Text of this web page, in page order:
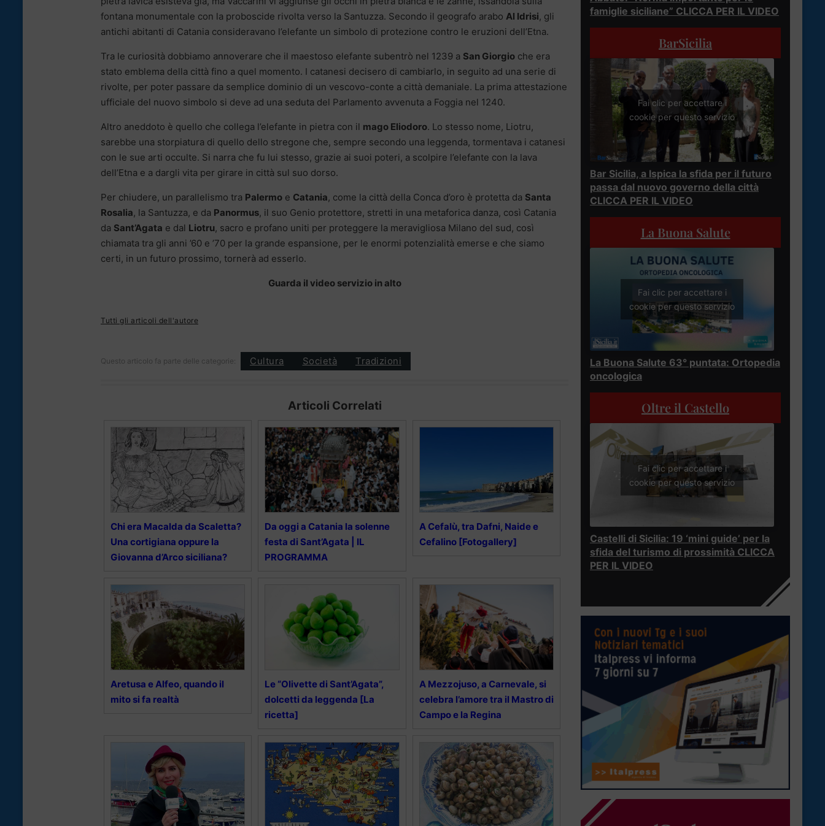
fontana monumentale con la proboscide rivolta verso la Santuzza. Secondo il geografo arabo Al Idrisi, gli
antichi abitanti di Catania consideravano l’elefante un simbolo di protezione contro le eruzioni dell’Etna.
Tra le curiosità dobbiamo annoverare che il maestoso elefante subentrò nel 1239 a San Giorgio che era
stato emblema della città fino a quel momento. I catanesi decisero di cambiarlo, in seguito ad una serie di
rivolte, per poter passare da semplice dominio di un vescovo-conte a città demaniale. La prima attestazione
ufficiale del nuovo simbolo si deve ad una seduta del Parlamento avvenuta a Foggia nel 1240.
Altro aneddoto è quello che collega l’elefante in pietra con il mago Eliodoro. Lo stesso nome, Liotru,
sarebbe una storpiatura di quello dello stregone che, sempre secondo una leggenda, tormentava i catanesi
con le sue arti occulte. Si narra che fu lui stesso, grazie ai suoi poteri, a scolpire l’elefante con la lava
dell’Etna e a dargli vita per girare in città sul suo dorso.
Per chiudere, un parallelismo tra Palermo e Catania, come la città della Conca d’oro è protetta da Santa
Rosalia, la Santuzza, e da Panormus, il suo Genio protettore, stretti in una metaforica danza, così Catania
da Sant’Agata e dal Liotru, sacro e profano uniti per proteggere la meravigliosa Milano del sud, così
chiamata tra gli anni ’60 e ’70 per la grande espansione, per le enormi potenzialità emerse e che siamo
certi, in un futuro prossimo, tornerà ad esserlo.
Guarda il video servizio in alto
Tutti gli articoli dell'autore
Questo articolo fa parte delle categorie: Cultura Società Tradizioni
Articoli Correlati
Chi era Macalda da Scaletta?
Una cortigiana oppure la
Giovanna d’Arco siciliana?
Da oggi a Catania la solenne
festa di Sant’Agata | IL
PROGRAMMA
A Cefalù, tra Dafni, Naide e
Cefalino [Fotogallery]
Aretusa e Alfeo, quando il
mito si fa realtà
Le “Olivette di Sant’Agata”,
dolcetti da leggenda [La
ricetta]
A Mezzojuso, a Carnevale, si
celebra l’amore tra il Mastro di
Campo e la Regina
famiglie siciliane” CLICCA PER IL VIDEO
BarSicilia
Fai clic per accettare i
cookie per questo servizio
Bar Sicilia, a Ispica la sfida per il futuro
passa dal nuovo governo della città
CLICCA PER IL VIDEO
La Buona Salute
Fai clic per accettare i
cookie per questo servizio
La Buona Salute 63° puntata: Ortopedia
oncologica
Oltre il Castello
Fai clic per accettare i
cookie per questo servizio
Castelli di Sicilia: 19 ‘mini guide’ per la
sfida del turismo di prossimità CLICCA
PER IL VIDEO